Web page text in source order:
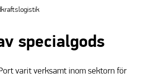
specialgods
varit verksamt inom sektorn för